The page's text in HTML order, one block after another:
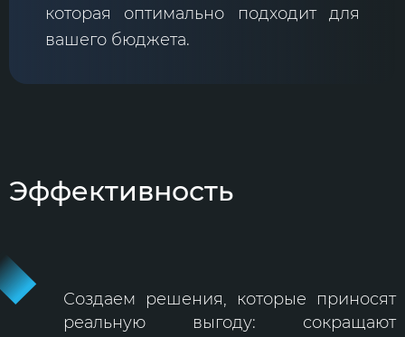
которая оптимально подходит для
вашего бюджета.
Эффективность
Создаем решения, которые приносят
реальную выгоду: сокращают